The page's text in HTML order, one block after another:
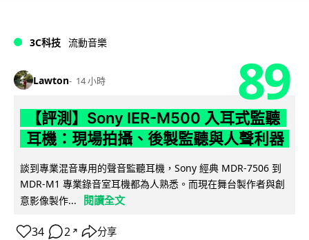
3C科技 流動音樂
Lawton 14 小時 89
【評測】Sony IER-M500 入耳式監聽
耳機：現場拍攝、後製監聽與人聲利器
談到專業混音專用的聲音監聽耳機，Sony 經典 MDR-7506 到
MDR-M1 專業錄音室耳機都為人熟悉。而現在舞台製作者與創
意影像製作...
閱讀全文
34 2 ↗ 分享